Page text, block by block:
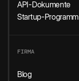
API-Dokumente
Startup-Programm
FIRMA
Blog